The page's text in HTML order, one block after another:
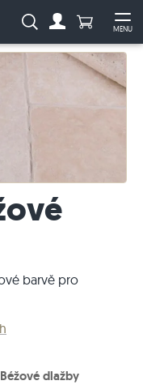
MENU
Vyhledávání:Počet
barvě pro
Béžové dlažby